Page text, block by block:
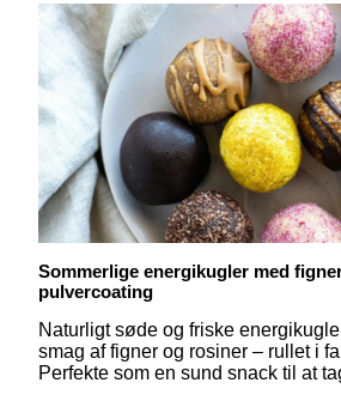
Sommerlige energikugler med
pulvercoating
Naturligt søde og friske
smag af figner og rosiner – rullet i
Perfekte som en sund snack til at